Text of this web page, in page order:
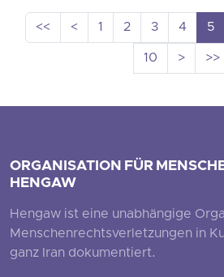
<< < 1 2 3 4 5
10
> >>
ORGANISATION FÜR
HENGAW
Hengaw ist eine unabhängige
Menschenrechtsverletzungen in
ganz Iran dokumentiert.